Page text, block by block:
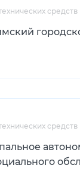
средств
средств